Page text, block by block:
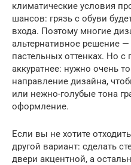
климатические условия
шансов: грязь с обуви
входа. Поэтому многие
альтернативное решение
пастельных оттенках. Но
аккуратнее: нужно очень
направление дизайна,
или нежно-голубые тона
оформление.
Если вы не хотите
другой вариант: сделать
двери акцентной, а